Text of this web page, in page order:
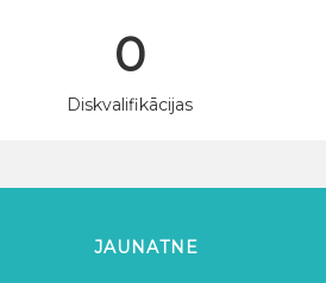
0
Diskvalifikācijas
JAUNATNE